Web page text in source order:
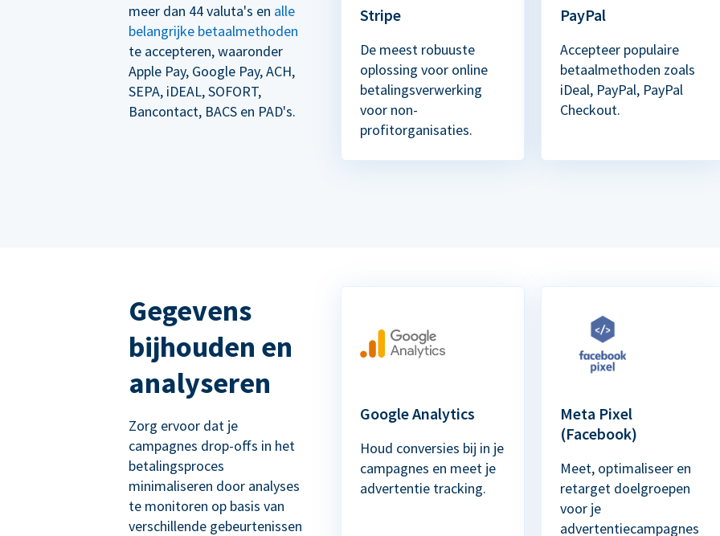
meer dan 44 valuta's en alle
belangrijke betaalmethoden
te accepteren, waaronder
Apple Pay, Google Pay, ACH,
SEPA, iDEAL, SOFORT,
Bancontact, BACS en PAD's.
Stripe
De meest robuuste
oplossing voor online
betalingsverwerking
voor non-
profitorganisaties.
PayPal
Accepteer populaire
betaalmethoden zoals
iDeal, PayPal, PayPal
Checkout.
Gegevens
bijhouden en
analyseren
Zorg ervoor dat je
campagnes drop-offs in het
betalingsproces
minimaliseren door analyses
te monitoren op basis van
verschillende gebeurtenissen
Google Analytics
Houd conversies bij in je
campagnes en meet je
advertentie tracking.
Meta Pixel
(Facebook)
Meet, optimaliseer en
retarget doelgroepen
voor je
advertentiecampagnes